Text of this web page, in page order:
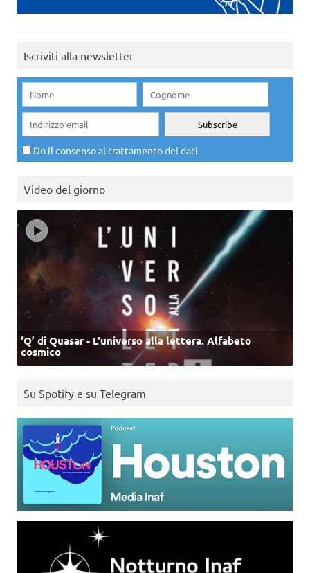
Iscriviti alla newsletter
Do il consenso al trattamento dei dati
Video del giorno
‘Q’ di Quasar - L'universo alla lettera. Alfabeto
cosmico
Su Spotify e su Telegram